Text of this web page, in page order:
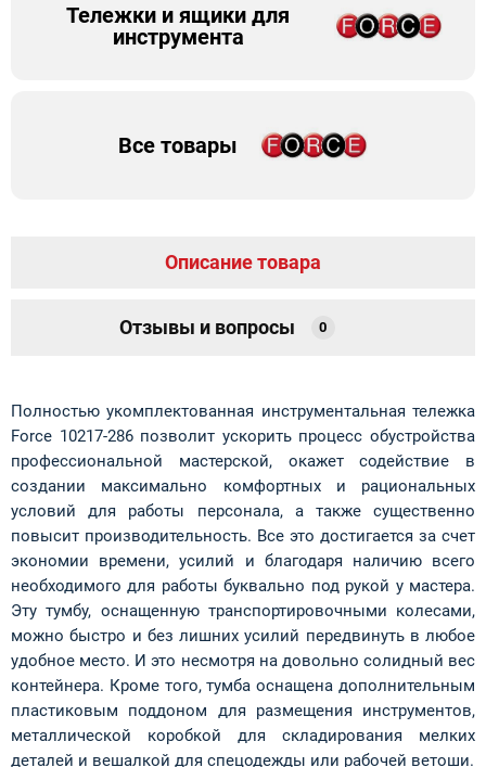
Тележки и ящики для
инструмента
Все товары
Описание товара
Отзывы и вопросы 0
Полностью укомплектованная инструментальная тележка
Force 10217-286 позволит ускорить процесс обустройства
профессиональной мастерской, окажет содействие в
создании максимально комфортных и рациональных
условий для работы персонала, а также существенно
повысит производительность. Все это достигается за счет
экономии времени, усилий и благодаря наличию всего
необходимого для работы буквально под рукой у мастера.
Эту тумбу, оснащенную транспортировочными колесами,
можно быстро и без лишних усилий передвинуть в любое
удобное место. И это несмотря на довольно солидный вес
контейнера. Кроме того, тумба оснащена дополнительным
пластиковым поддоном для размещения инструментов,
металлической коробкой для складирования мелких
деталей и вешалкой для спецодежды или рабочей ветоши.